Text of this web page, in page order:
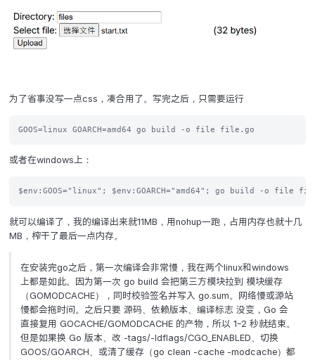
而且发现Go居然可以直接交叉编译成指定平台的可执行二
写了个前端+上传逻辑，加了个HTTP原生鉴权。一个简单
为了省事没写一点css，凑合用了。写完之后，只需要运行
或者在windows上：